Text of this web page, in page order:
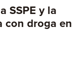
SSPE y la
con droga en